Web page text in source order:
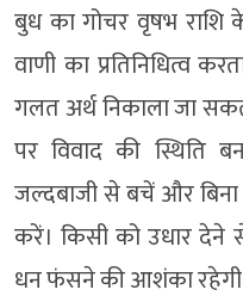
बुध का गोचर वृषभ
वाणी का प्रतिनिधित्व
गलत अर्थ निकाला जा
पर विवाद की स्थिति
जल्दबाजी से बचें और बिना
करें। किसी को उधार देने
धन फंसने की आशंका